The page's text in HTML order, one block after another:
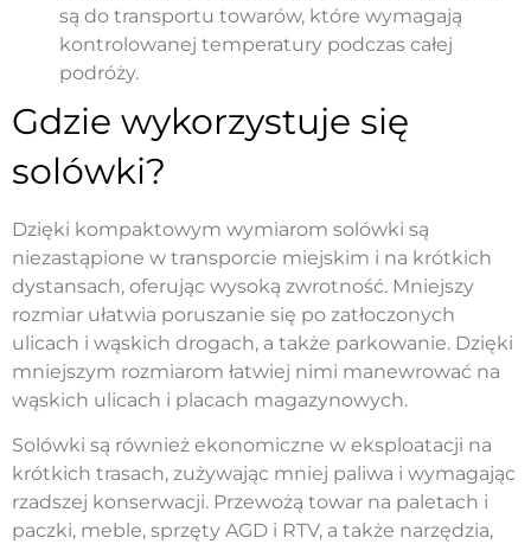
są do transportu towarów, które wymagają
kontrolowanej temperatury podczas całej
podróży.
Gdzie wykorzystuje się
solówki?
Dzięki kompaktowym wymiarom solówki są
niezastąpione w transporcie miejskim i na krótkich
dystansach, oferując wysoką zwrotność. Mniejszy
rozmiar ułatwia poruszanie się po zatłoczonych
ulicach i wąskich drogach, a także parkowanie. Dzięki
mniejszym rozmiarom łatwiej nimi manewrować na
wąskich ulicach i placach magazynowych.
Solówki są również ekonomiczne w eksploatacji na
krótkich trasach, zużywając mniej paliwa i wymagając
rzadszej konserwacji. Przewożą towar na paletach i
paczki, meble, sprzęty AGD i RTV, a także narzędzia,